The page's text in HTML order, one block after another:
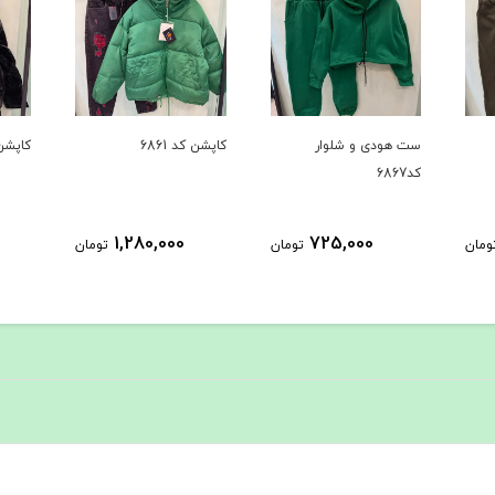
کاپشن کد 6861
1,280,000 تومان
کاپشن کد 6735
1,458,000 تومان
بافت